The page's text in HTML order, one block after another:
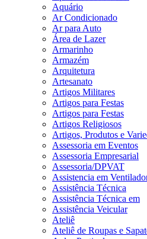
Aquário
Ar Condicionado
Ar para Auto
Área de Lazer
Armarinho
Armazém
Arquitetura
Artesanato
Artigos Militares
Artigos para Festas
Artigos para Festas
Artigos Religiosos
Artigos, Produtos e
Assessoria em Eventos
Assessoria Empresarial
Assessoria/DPVAT
Assistencia em
Assistência Técnica
Assistência Técnica em
Assistência Veicular
Ateliê
Ateliê de Roupas e